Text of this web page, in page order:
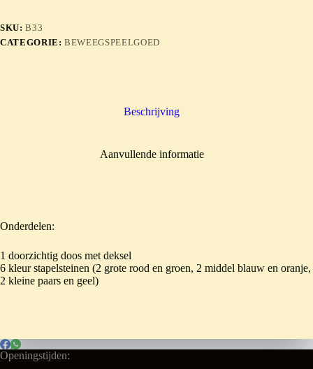
SKU:B33
CATEGORIE:BEWEEGSPEELGOED
Beschrijving
Aanvullende informatie
Onderdelen:
1 doorzichtig doos met deksel
6 kleur stapelsteinen (2 grote rood en groen, 2 middel blauw en oranje,
2 kleine paars en geel)
Openingstijden: